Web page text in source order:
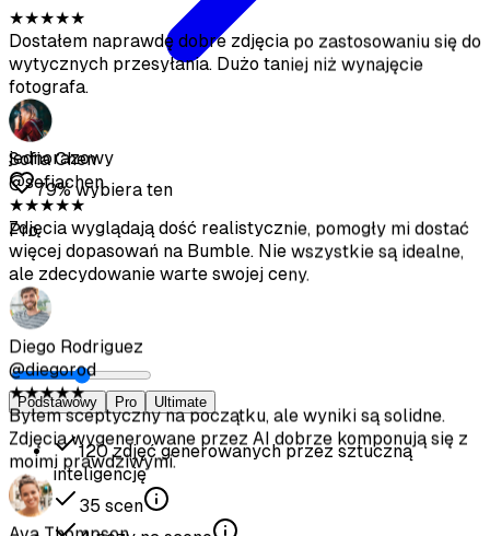
jednorazowy
79% wybiera ten
Pro
Podstawowy Pro Ultimate
120zdjęć generowanych przez sztuczną
inteligencję
35 scen
Sofia Chen
@sofiachen
★★★★★
Zdjęcia wyglądają dość realistycznie, pomogły mi dostać
więcej dopasowań na Bumble. Nie wszystkie są idealne,
ale zdecydowanie warte swojej ceny.
Diego Rodriguez
@diegorod
★★★★★
Byłem sceptyczny na początku, ale wyniki są solidne.
Zdjęcia wygenerowane przez AI dobrze komponują się z
moimi prawdziwymi.
Ava Thompson
@avathompson
★★★★★
Wreszcie pozbyłam się niezręcznych selfie. Dostaję
znacznie więcej uwagi na Hinge odkąd zaktualizowałam
profil tymi zdjęciami.